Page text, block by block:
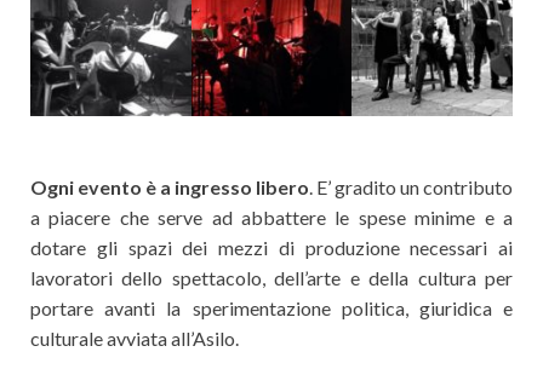
Ogni evento è a ingresso libero. E’ gradito un contributo
a piacere che serve ad abbattere le spese minime e a
dotare gli spazi dei mezzi di produzione necessari ai
lavoratori dello spettacolo, dell’arte e della cultura per
portare avanti la sperimentazione politica, giuridica e
culturale avviata all’Asilo.